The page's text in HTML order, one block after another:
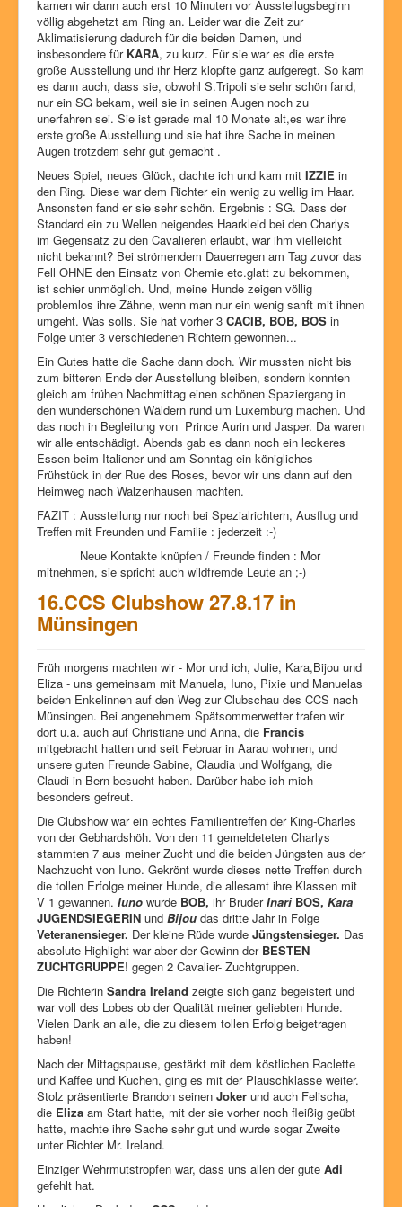
kamen wir dann auch erst 10 Minuten vor Ausstellugsbeginn
völlig abgehetzt am Ring an. Leider war die Zeit zur
Aklimatisierung dadurch für die beiden Damen, und
insbesondere für KARA, zu kurz. Für sie war es die erste
große Ausstellung und ihr Herz klopfte ganz aufgeregt. So kam
es dann auch, dass sie, obwohl S.Tripoli sie sehr schön fand,
nur ein SG bekam, weil sie in seinen Augen noch zu
unerfahren sei. Sie ist gerade mal 10 Monate alt,es war ihre
erste große Ausstellung und sie hat ihre Sache in meinen
Augen trotzdem sehr gut gemacht .
Neues Spiel, neues Glück, dachte ich und kam mit IZZIE in
den Ring. Diese war dem Richter ein wenig zu wellig im Haar.
Ansonsten fand er sie sehr schön. Ergebnis : SG. Dass der
Standard ein zu Wellen neigendes Haarkleid bei den Charlys
im Gegensatz zu den Cavalieren erlaubt, war ihm vielleicht
nicht bekannt? Bei strömendem Dauerregen am Tag zuvor das
Fell OHNE den Einsatz von Chemie etc.glatt zu bekommen,
ist schier unmöglich. Und, meine Hunde zeigen völlig
problemlos ihre Zähne, wenn man nur ein wenig sanft mit ihnen
umgeht. Was solls. Sie hat vorher 3 CACIB, BOB, BOS in
Folge unter 3 verschiedenen Richtern gewonnen...
Ein Gutes hatte die Sache dann doch. Wir mussten nicht bis
zum bitteren Ende der Ausstellung bleiben, sondern konnten
gleich am frühen Nachmittag einen schönen Spaziergang in
den wunderschönen Wäldern rund um Luxemburg machen. Und
das noch in Begleitung von Prince Aurin und Jasper. Da waren
wir alle entschädigt. Abends gab es dann noch ein leckeres
Essen beim Italiener und am Sonntag ein königliches
Frühstück in der Rue des Roses, bevor wir uns dann auf den
Heimweg nach Walzenhausen machten.
FAZIT : Ausstellung nur noch bei Spezialrichtern, Ausflug und
Treffen mit Freunden und Familie : jederzeit :-)
Neue Kontakte knüpfen / Freunde finden : Mor
mitnehmen, sie spricht auch wildfremde Leute an ;-)
16.CCS Clubshow 27.8.17 in
Münsingen
Früh morgens machten wir - Mor und ich, Julie, Kara,Bijou und
Eliza - uns gemeinsam mit Manuela, Iuno, Pixie und Manuelas
beiden Enkelinnen auf den Weg zur Clubschau des CCS nach
Münsingen. Bei angenehmem Spätsommerwetter trafen wir
dort u.a. auch auf Christiane und Anna, die Francis
mitgebracht hatten und seit Februar in Aarau wohnen, und
unsere guten Freunde Sabine, Claudia und Wolfgang, die
Claudi in Bern besucht haben. Darüber habe ich mich
besonders gefreut.
Die Clubshow war ein echtes Familientreffen der King-Charles
von der Gebhardshöh. Von den 11 gemeldeteten Charlys
stammten 7 aus meiner Zucht und die beiden Jüngsten aus der
Nachzucht von Iuno. Gekrönt wurde dieses nette Treffen durch
die tollen Erfolge meiner Hunde, die allesamt ihre Klassen mit
V 1 gewannen. Iuno wurde BOB, ihr BruderInari BOS, Kara
JUGENDSIEGERIN und Bijou das dritte Jahr in Folge
Veteranensieger. Der kleine Rüde wurde Jüngstensieger. Das
absolute Highlight war aber der Gewinn der BESTEN
ZUCHTGRUPPE! gegen 2 Cavalier- Zuchtgruppen.
Die Richterin Sandra Ireland zeigte sich ganz begeistert und
war voll des Lobes ob der Qualität meiner geliebten Hunde.
Vielen Dank an alle, die zu diesem tollen Erfolg beigetragen
haben!
Nach der Mittagspause, gestärkt mit dem köstlichen Raclette
und Kaffee und Kuchen, ging es mit der Plauschklasse weiter.
Stolz präsentierte Brandon seinen Joker und auch Felischa,
die Eliza am Start hatte, mit der sie vorher noch fleißig geübt
hatte, machte ihre Sache sehr gut und wurde sogar Zweite
unter Richter Mr. Ireland.
Einziger Wehrmutstropfen war, dass uns allen der gute Adi
gefehlt hat.